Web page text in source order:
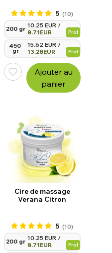
5 (10)
200 gr 10.25 EUR /
8.71EUR
Prof
450
gr
15.62 EUR /
13.28EUR
Prof
Ajouter au
panier
Cire de massage
Verana Citron
5 (10)
200 gr 10.25 EUR /
8.71EUR
Prof